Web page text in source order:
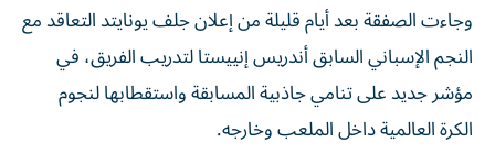
وجاءت الصفقة بعد أيام قليلة من إعلان جلف يونايتد التعاقد مع
النجم الإسباني السابق أندريس إنييستا لتدريب الفريق، في
مؤشر جديد على تنامي جاذبية المسابقة واستقطابها لنجوم
الكرة العالمية داخل الملعب وخارجه.